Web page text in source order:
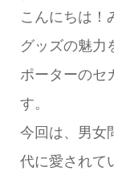
こんにちは！
グッズの魅力
ポーターのセ
今回は、男女
代に愛されて